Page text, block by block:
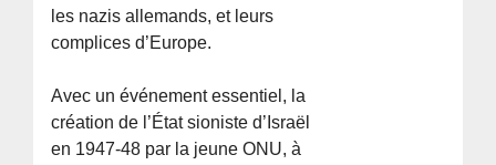
les nazis allemands, et leurs
complices d’Europe.
Avec un événement essentiel, la
création de l’État sioniste d’Israël
en 1947-48 par la jeune ONU, à